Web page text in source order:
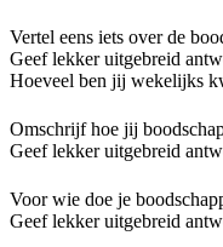
Vertel eens iets over de
Geef lekker uitgebreid
Hoeveel ben jij wekelijks
Omschrijf hoe jij
Geef lekker uitgebreid
Voor wie doe je
Geef lekker uitgebreid